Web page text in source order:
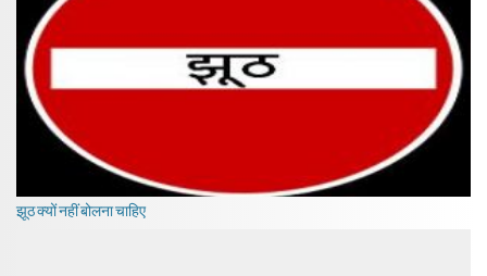
झूठ क्यों नहीं बोलना चाहिए